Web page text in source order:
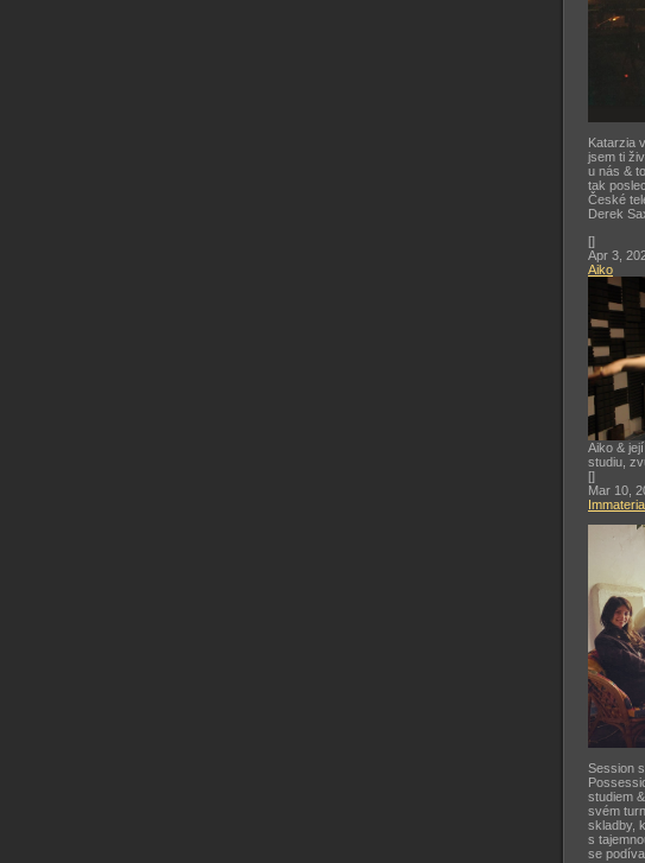
Katarzia
jsem ti
u nás &
tak
České
Derek
[]
Apr 3,
Aiko
Aiko &
studiu,
[]
Mar 10,
Session
studiem
svém
skladby,
s
se